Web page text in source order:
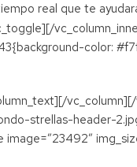
real que te
color:
vc_column][/
strellas-header-